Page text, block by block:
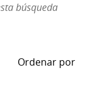
búsqueda
Ordenar por